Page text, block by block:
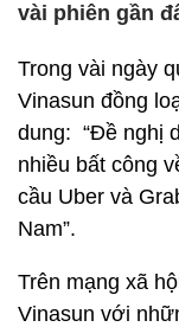
vài phiên gần
Trong vài ngày
Vinasun đồng
dung: “Đề nghị
nhiều bất công
cầu Uber và
Nam”.
Trên mạng xã
Vinasun với